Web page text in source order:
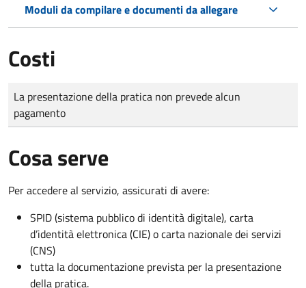
Moduli da compilare e documenti da allegare
Costi
Tipo di pagamento
Importo
La presentazione della pratica non prevede alcun
pagamento
Cosa serve
Per accedere al servizio, assicurati di avere:
SPID (sistema pubblico di identità digitale), carta
d’identità elettronica (CIE) o carta nazionale dei servizi
(CNS)
tutta la documentazione prevista per la presentazione
della pratica.